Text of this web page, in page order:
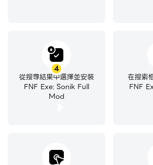
在搜索
FNF
4
從搜尋結果中選擇並安裝
FNF Exe: Sonik Full
Mod